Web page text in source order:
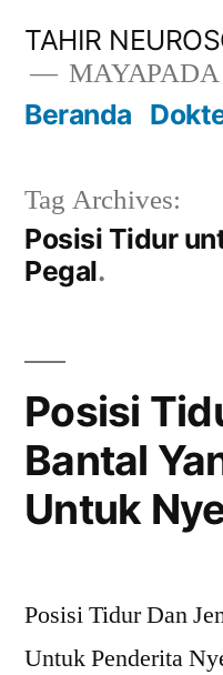
konten
TAHIR
Beranda
Tag Archives:
Posisi Tidur
Pegal
Posisi
Bantal
Untuk
Posisi Tidur Dan
Untuk Penderita